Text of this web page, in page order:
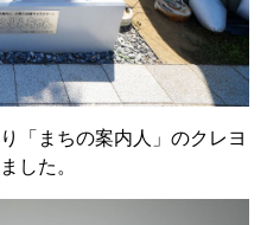
「まちの案内人」のクレヨ
した。